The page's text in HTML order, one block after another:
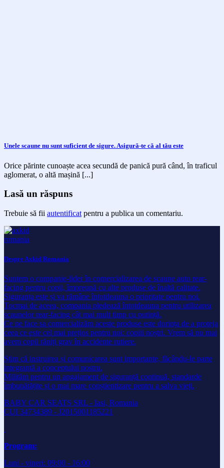
Unele scaune nu sunt suficient de sigure. Asigură-te că al tău este
Orice părinte cunoaște acea secundă de panică pură când, în traficul
aglomerat, o altă mașină [...]
Lasă un răspuns
Trebuie să fii autentificat pentru a publica un comentariu.
Despre Axkid Romania
Suntem o companie-lider în comercializarea de scaune auto rear-
facing pentru copii, împreună cu alte produse de înaltă calitate.
Siguranța este și va rămâne întotdeauna o prioritate pentru noi.
Tocmai de aceea, compania pledează întotdeauna pentru utilizarea
scaunelor rear-facing cât mai mult timp cu putință.
Ce ne face sa comercializăm aceste produse este dorința de a proteja
ceea ce este cel mai prețios pentru noi: copiii noștri. Vrem să nu mai
avem copii răniți grav în accidente rutiere.
Știm că instruirea și comunicarea sunt importante, făcându-le parte
integrantă a conceptului nostru.
Milităm pentru un angajament de siguranță continuă, standarde
îmbunătățite și o mai mare conștientizare pentru a salva vieți.
BABY CAR SEATS SRL - Iasi, Romania
CUI 34734389 - J2015001185221
Program:
Luni - vineri: 09:00 - 16:00